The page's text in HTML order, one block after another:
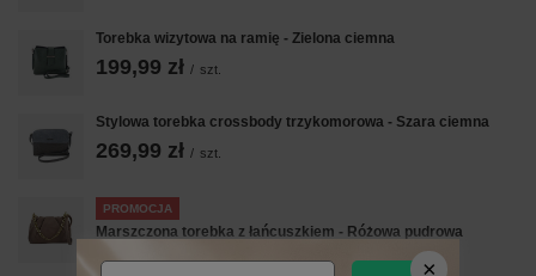
Torebka wizytowa na ramię - Zielona ciemna
199,99 zł / szt.
Stylowa torebka crossbody trzykomorowa - Szara ciemna
269,99 zł / szt.
PROMOCJA
Marszczona torebka z łańcuszkiem - Różowa pudrowa
161,99 zł / szt.